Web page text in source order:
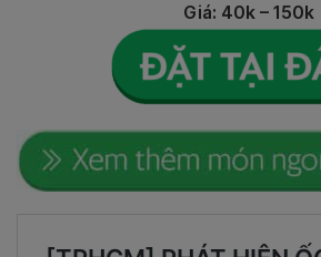
Giá: 40k – 150k